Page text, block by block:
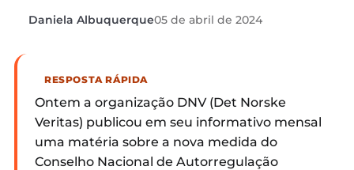
Daniela Albuquerque05 de abril de 2024
RESPOSTA RÁPIDA
Ontem a organização DNV (Det Norske
Veritas) publicou em seu informativo mensal
uma matéria sobre a nova medida do
Conselho Nacional de Autorregulação